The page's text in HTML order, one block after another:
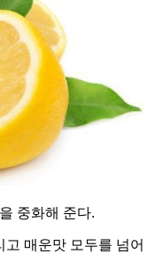
중화해 준다.
매운맛 모두를 넘어